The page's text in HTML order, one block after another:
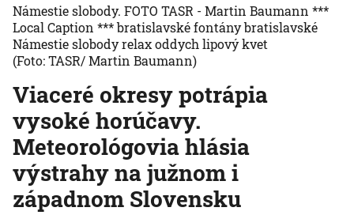
Viaceré okresy potrápia
vysoké horúčavy.
Meteorológovia hlásia
výstrahy na južnom i
západnom Slovensku
Námestie slobody. FOTO TASR - Martin Baumann ***
Local Caption *** bratislavské fontány bratislavské
Námestie slobody relax oddych lipový kvet
(Foto: TASR/ Martin Baumann)